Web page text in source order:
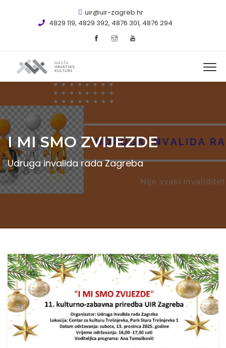
uir@uir-zagreb.hr
4829 119, 4829 392, 4876 301, 4876 294
I MI SMO ZVIJEZDE
Udruga invalida rada Zagreba